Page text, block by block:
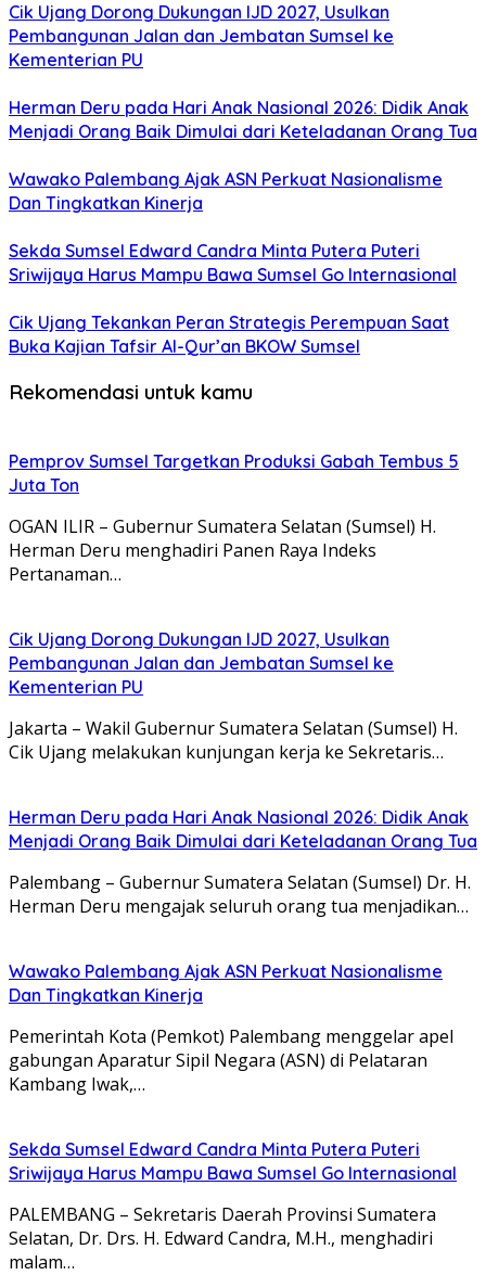
Cik Ujang Dorong Dukungan IJD 2027, Usulkan
Pembangunan Jalan dan Jembatan Sumsel ke
Kementerian PU
Herman Deru pada Hari Anak Nasional 2026: Didik Anak
Menjadi Orang Baik Dimulai dari Keteladanan Orang Tua
Wawako Palembang Ajak ASN Perkuat Nasionalisme
Dan Tingkatkan Kinerja
Sekda Sumsel Edward Candra Minta Putera Puteri
Sriwijaya Harus Mampu Bawa Sumsel Go Internasional
Cik Ujang Tekankan Peran Strategis Perempuan Saat
Buka Kajian Tafsir Al-Qur’an BKOW Sumsel
Rekomendasi untuk kamu
Pemprov Sumsel Targetkan Produksi Gabah Tembus 5
Juta Ton
OGAN ILIR – Gubernur Sumatera Selatan (Sumsel) H.
Herman Deru menghadiri Panen Raya Indeks
Pertanaman…
Cik Ujang Dorong Dukungan IJD 2027, Usulkan
Pembangunan Jalan dan Jembatan Sumsel ke
Kementerian PU
Jakarta – Wakil Gubernur Sumatera Selatan (Sumsel) H.
Cik Ujang melakukan kunjungan kerja ke Sekretaris…
Herman Deru pada Hari Anak Nasional 2026: Didik Anak
Menjadi Orang Baik Dimulai dari Keteladanan Orang Tua
Palembang – Gubernur Sumatera Selatan (Sumsel) Dr. H.
Herman Deru mengajak seluruh orang tua menjadikan…
Wawako Palembang Ajak ASN Perkuat Nasionalisme
Dan Tingkatkan Kinerja
Pemerintah Kota (Pemkot) Palembang menggelar apel
gabungan Aparatur Sipil Negara (ASN) di Pelataran
Kambang Iwak,…
Sekda Sumsel Edward Candra Minta Putera Puteri
Sriwijaya Harus Mampu Bawa Sumsel Go Internasional
PALEMBANG – Sekretaris Daerah Provinsi Sumatera
Selatan, Dr. Drs. H. Edward Candra, M.H., menghadiri
malam…